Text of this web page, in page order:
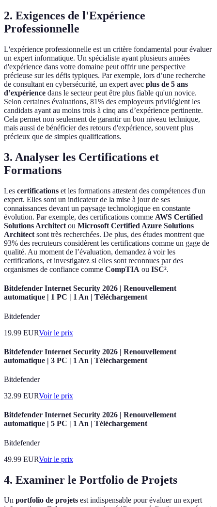
2. Exigences de l'Expérience
Professionnelle
L'expérience professionnelle est un critère fondamental pour évaluer
un expert informatique. Un spécialiste ayant plusieurs années
d'expérience dans votre domaine peut offrir une perspective
précieuse sur les défis typiques. Par exemple, lors d’une recherche
de consultant en cybersécurité, un expert avec plus de 5 ans
d’expérience dans le secteur peut être plus fiable qu'un novice.
Selon certaines évaluations, 81% des employeurs privilégient les
candidats ayant au moins trois à cinq ans d’expérience pertinente.
Cela permet non seulement de garantir un bon niveau technique,
mais aussi de bénéficier des retours d'expérience, souvent plus
précieux que de simples qualifications.
3. Analyser les Certifications et
Formations
Les certifications et les formations attestent des compétences d'un
expert. Elles sont un indicateur de la mise à jour de ses
connaissances devant un paysage technologique en constante
évolution. Par exemple, des certifications comme AWS Certified
Solutions Architect ou Microsoft Certified Azure Solutions
Architect sont très recherchées. De plus, des études montrent que
93% des recruteurs considèrent les certifications comme un gage de
qualité. Au moment de l’évaluation, demandez à voir les
certifications, et investigatez si elles sont reconnues par des
organismes de confiance comme CompTIA ou ISC².
Bitdefender Internet Security 2026 | Renouvellement
automatique | 1 PC | 1 An | Téléchargement
Bitdefender
19.99 EURVoir le prix
Bitdefender Internet Security 2026 | Renouvellement
automatique | 3 PC | 1 An | Téléchargement
Bitdefender
32.99 EURVoir le prix
Bitdefender Internet Security 2026 | Renouvellement
automatique | 5 PC | 1 An | Téléchargement
Bitdefender
49.99 EURVoir le prix
4. Examiner le Portfolio de Projets
Un portfolio de projets est indispensable pour évaluer un expert